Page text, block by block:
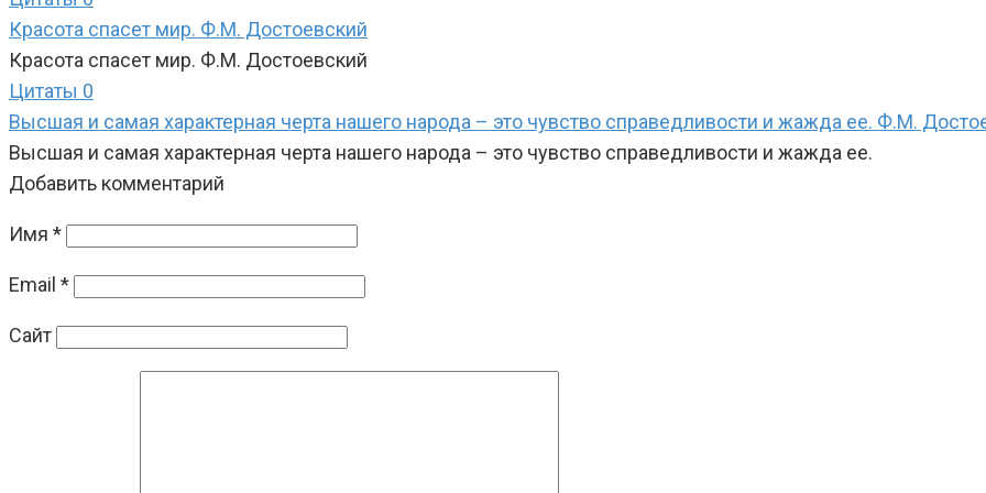
Красота спасет мир. Ф.М. Достоевский
Красота спасет мир. Ф.М. Достоевский
Цитаты 0
Высшая и самая характерная черта нашего народа – это чувство справедливости и жажда ее. Ф.М.
Высшая и самая характерная черта нашего народа – это чувство справедливости и жажда ее.
Добавить комментарий
Имя *
Email *
Сайт